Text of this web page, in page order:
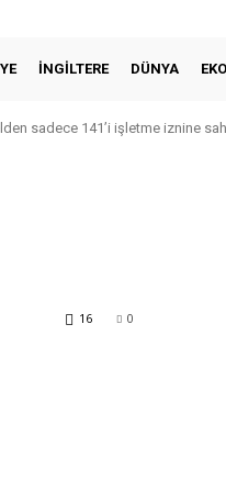
İNGİLTERE DÜNYA
sadece 141’i işletme iznine
0
16